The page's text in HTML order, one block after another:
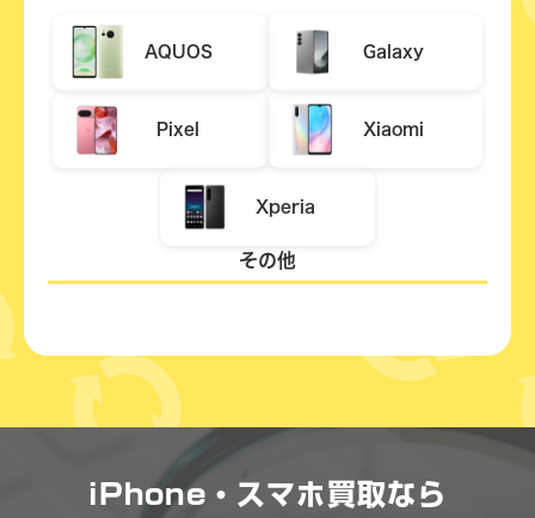
AQUOS Galaxy
Pixel Xiaomi
Xperia
その他
iPhone・スマホ買取なら